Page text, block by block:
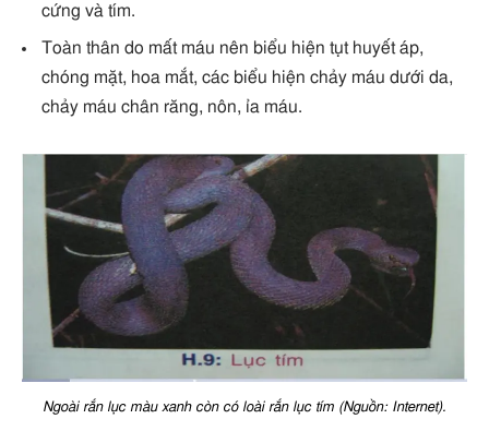
cứng và tím.
Toàn thân do mất máu nên biểu hiện tụt huyết áp,
chóng mặt, hoa mắt, các biểu hiện chảy máu dưới da,
chảy máu chân răng, nôn, ỉa máu.
Ngoài rắn lục màu xanh còn có loài rắn lục tím (Nguồn: Internet).